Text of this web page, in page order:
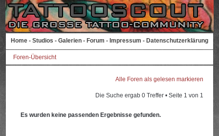
Home - Studios - Galerien - Forum - Impressum - Datenschutzerklärung
Foren-Übersicht
Alle Foren als gelesen markieren
Die Suche ergab 0 Treffer • Seite 1 von 1
Es wurden keine passenden Ergebnisse gefunden.